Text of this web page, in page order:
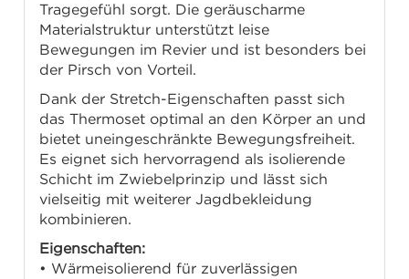
Tragegefühl sorgt. Die geräuscharme
Materialstruktur unterstützt leise
Bewegungen im Revier und ist besonders bei
der Pirsch von Vorteil.
Dank der Stretch-Eigenschaften passt sich
das Thermoset optimal an den Körper an und
bietet uneingeschränkte Bewegungsfreiheit.
Es eignet sich hervorragend als isolierende
Schicht im Zwiebelprinzip und lässt sich
vielseitig mit weiterer Jagdbekleidung
kombinieren.
Eigenschaften:
• Wärmeisolierend für zuverlässigen